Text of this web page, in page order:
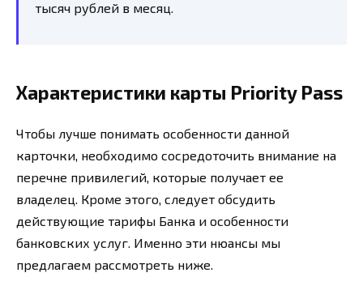
тысяч рублей в месяц.
Характеристики карты Priority Pass
Чтобы лучше понимать особенности данной
карточки, необходимо сосредоточить внимание на
перечне привилегий, которые получает ее
владелец. Кроме этого, следует обсудить
действующие тарифы Банка и особенности
банковских услуг. Именно эти нюансы мы
предлагаем рассмотреть ниже.